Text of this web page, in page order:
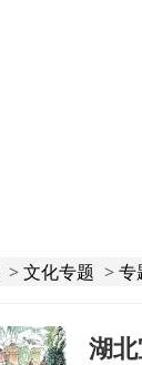
>文化专题 >专
湖